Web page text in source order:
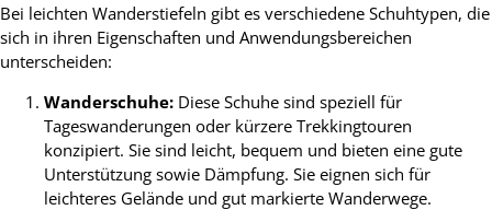
Bei leichten Wanderstiefeln gibt es verschiedene Schuhtypen, die
sich in ihren Eigenschaften und Anwendungsbereichen
unterscheiden:
Wanderschuhe: Diese Schuhe sind speziell für
Tageswanderungen oder kürzere Trekkingtouren
konzipiert. Sie sind leicht, bequem und bieten eine gute
Unterstützung sowie Dämpfung. Sie eignen sich für
leichteres Gelände und gut markierte Wanderwege.